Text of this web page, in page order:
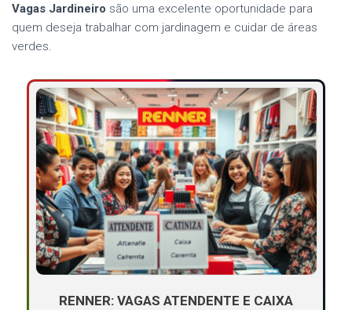
O
Vagas Jardineiro são uma excelente oportunidade para
quem deseja trabalhar com jardinagem e cuidar de áreas
verdes.
RENNER: VAGAS ATENDENTE E CAIXA